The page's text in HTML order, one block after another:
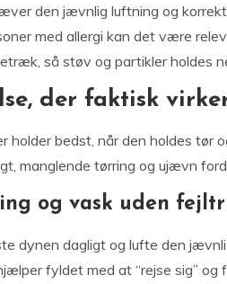
den jævnlig luftning og
med allergi kan det være
så støv og partikler holdes
der faktisk
holder bedst, når den holdes tør
manglende tørring og ujævn
og vask uden
dynen dagligt og lufte den
fyldet med at “rejse sig”